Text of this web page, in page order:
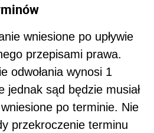
wniesione po upływie
przepisami prawa.
odwołania wynosi 1
jednak sąd będzie musiał
po terminie. Nie
przekroczenie terminu